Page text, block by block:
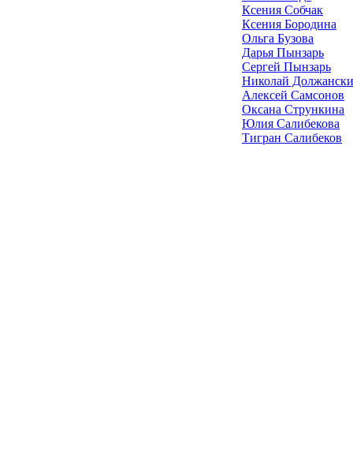
Ксения Собчак
Ксения Бородина
Ольга Бузова
Дарья Пынзарь
Сергей Пынзарь
Николай
Алексей Самсонов
Оксана Стрункина
Юлия Салибекова
Тигран Салибеков